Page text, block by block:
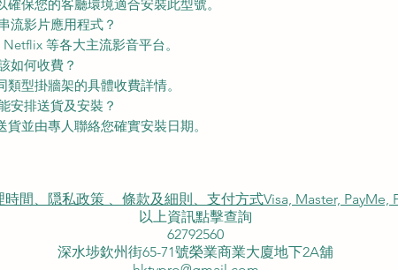
保您的客廳環境適合安裝此型號。
流影片應用程式？
等各大主流影音平台。
如何收費？
型掛牆架的具體收費詳情。
安排送貨及安裝？
並由專人聯絡您確實安裝日期。
間、隠私政策 、條款及細則、支付方式Visa, Master, PayMe,
以上資訊點擊查詢
62792560
深水埗欽州街65-71號榮業商業大廈地下2A舖